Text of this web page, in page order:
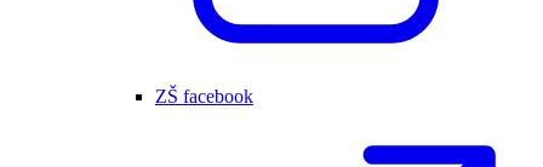
ZŠ facebook